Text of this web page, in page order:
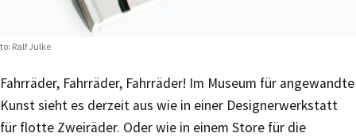
Ralf Julke
Fahrräder, Fahrräder, Fahrräder! Im Museum für angewandte
Kunst sieht es derzeit aus wie in einer Designerwerkstatt
für flotte Zweiräder. Oder wie in einem Store für die